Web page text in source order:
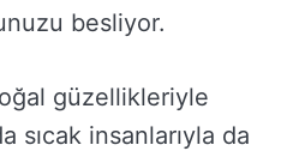
besliyor.
güzellikleriyle
sıcak insanlarıyla da